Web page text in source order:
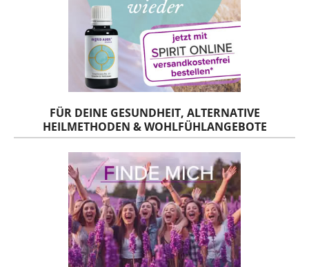
FÜR DEINE GESUNDHEIT, ALTERNATIVE
HEILMETHODEN & WOHLFÜHLANGEBOTE